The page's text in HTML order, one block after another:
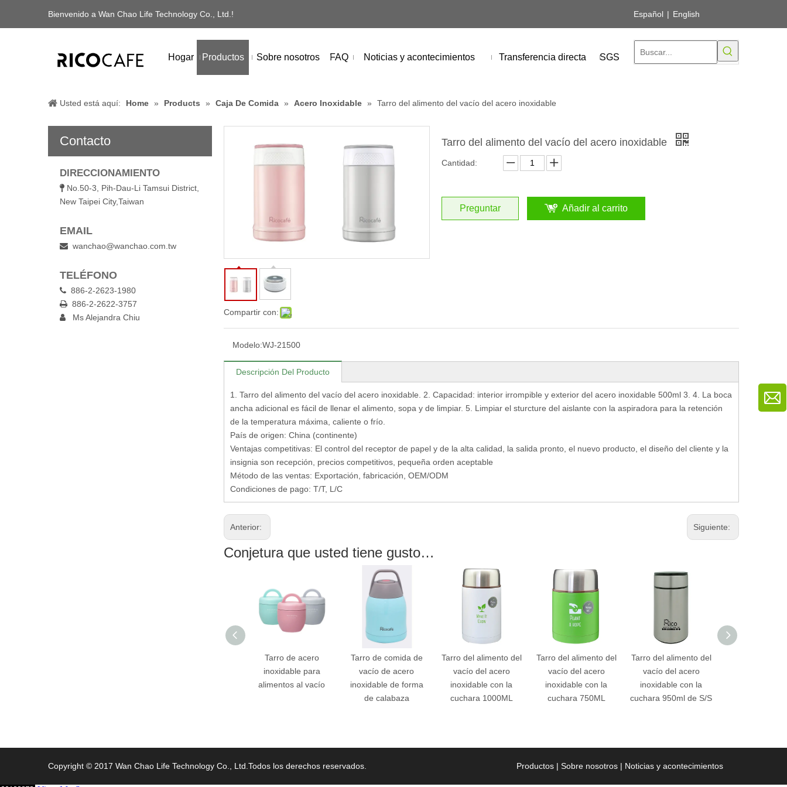
Bienvenido a Wan Chao Life Technology Co., Ltd.! Español | English
Hogar Productos Sobre nosotros FAQ Noticias y acontecimientos Transferencia directa SGS
Usted está aquí: Home » Products » Caja De Comida » Acero Inoxidable » Tarro del alimento del vacío del acero inoxidable
Contacto
DIRECCIONAMIENTO
 No.50-3, Pih-Dau-Li Tamsui District,
New Taipei City,Taiwan
EMAIL
 wanchao@wanchao.com.tw
TELÉFONO
 886-2-2623-1980
 886-2-2622-3757
 Ms Alejandra Chiu
Compartir con:
Tarro del alimento del vacío del acero inoxidable
Cantidad:
Preguntar Añadir al carrito
Modelo:WJ-21500
Descripción Del Producto
1. Tarro del alimento del vacío del acero inoxidable. 2. Capacidad: interior irrompible y exterior del acero inoxidable 500ml 3. 4. La boca
ancha adicional es fácil de llenar el alimento, sopa y de limpiar. 5. Limpiar el sturcture del aislante con la aspiradora para la retención
de la temperatura máxima, caliente o frío.
País de origen: China (continente)
Ventajas competitivas: El control del receptor de papel y de la alta calidad, la salida pronto, el nuevo producto, el diseño del cliente y la
insignia son recepción, precios competitivos, pequeña orden aceptable
Método de las ventas: Exportación, fabricación, OEM/ODM
Condiciones de pago: T/T, L/C
Anterior: Siguiente:
Conjetura que usted tiene gusto…
Tarro de acero
inoxidable para
alimentos al vacío
Tarro de comida de
vacío de acero
inoxidable de forma
de calabaza
Tarro del alimento del
vacío del acero
inoxidable con la
cuchara 1000ML
Tarro del alimento del
vacío del acero
inoxidable con la
cuchara 750ML
Tarro del alimento del
vacío del acero
inoxidable con la
cuchara 950ml de S/S
Copyright © 2017 Wan Chao Life Technology Co., Ltd.Todos los derechos reservados. Productos | Sobre nosotros | Noticias y acontecimientos